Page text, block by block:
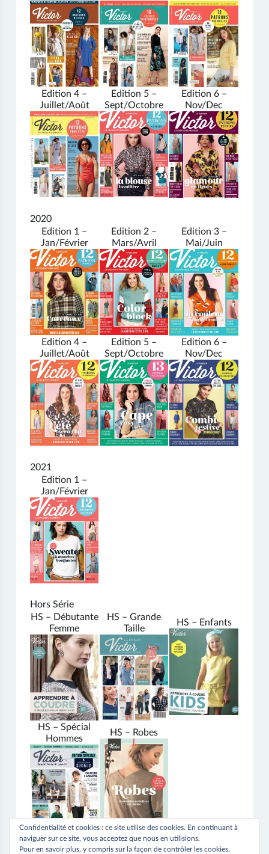
Edition 4 –
Juillet/Août
Edition 5 –
Sept/Octobre
Edition 6 –
Nov/Dec
2020
Edition 1 –
Jan/Février
Edition 2 –
Mars/Avril
Edition 3 –
Mai/Juin
Edition 4 –
Juillet/Août
Edition 5 –
Sept/Octobre
Edition 6 –
Nov/Dec
2021
Edition 1 –
Jan/Février
Hors Série
HS – Débutante
Femme
HS – Grande
Taille
HS – Enfants
HS – Spécial
Hommes
HS – Robes
Confidentialité et cookies : ce site utilise des cookies. En continuant à
naviguer sur ce site, vous acceptez que nous en utilisions.
Pour en savoir plus, y compris sur la façon de contrôler les cookies,